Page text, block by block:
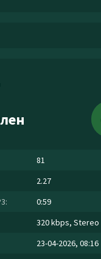
81
2.27
0:59
320 kbps, Stereo
23-04-2026, 08:16